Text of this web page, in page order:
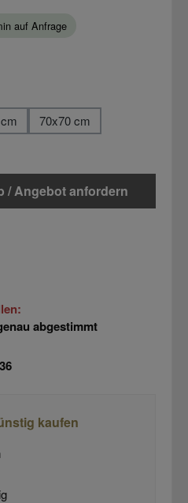
auf Anfrage
70x70 cm
benutze die Schaltflächen um
In den Warenkorb / Angebot anfordern
abgestimmt
36
kaufen